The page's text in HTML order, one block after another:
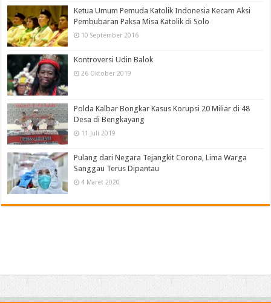
Ketua Umum Pemuda Katolik Indonesia Kecam Aksi
Pembubaran Paksa Misa Katolik di Solo
10 September 2016
Kontroversi Udin Balok
26 Oktober 2019
Polda Kalbar Bongkar Kasus Korupsi 20 Miliar di 48
Desa di Bengkayang
11 Juli 2019
Pulang dari Negara Tejangkit Corona, Lima Warga
Sanggau Terus Dipantau
4 Maret 2020